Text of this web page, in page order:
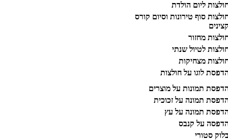
ליום הולדת
סוף טירונות וסיום קורס
מחזור
לטיול שנתי
מצחיקות
לוגו על חולצות
תמונות על מוצרים
תמונה על זכוכית
תמונה על עץ
על קנבס
סטורי